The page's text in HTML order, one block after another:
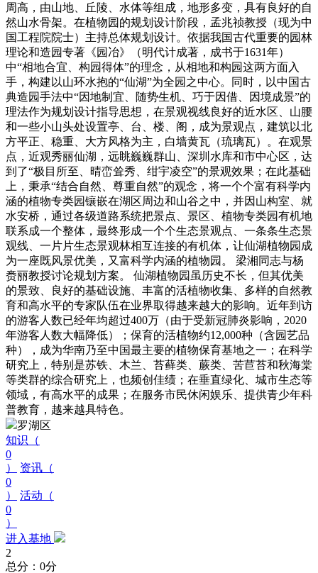
周高，由山地、丘陵、水体等组成，地形多变，具有良好的自
然山水骨架。在植物园的规划设计阶段，孟兆祯教授（现为中
国工程院院士）主持总体规划设计。依据我国古代重要的园林
理论和造园专著《园冶》（明代计成著，成书于1631年）
中“相地合宜、构园得体”的理念，从相地和构园这两方面入
手，构建以山环水抱的“仙湖”为全园之中心。同时，以中国古
典造园手法中“因地制宜、随势生机、巧于因借、因境成景”的
理法作为规划设计指导思想，在景观视线良好的近水区、山腰
和一些小山头处设置亭、台、楼、阁，成为景观点，建筑以北
方平正、稳重、大方风格为主，白墙黄瓦（琉璃瓦）。在观景
点，近观秀丽仙湖，远眺巍巍群山、深圳水库和市中心区，达
到了“极目所至、晴峦耸秀、绀宇凌空”的景观效果；在此基础
上，秉承“结合自然、尊重自然”的观念，将一个个富有科学内
涵的植物专类园镶嵌在湖区周边和山谷之中，并因山构室、就
水安桥，通过各级道路系统把景点、景区、植物专类园有机地
联系成一个整体，最终形成一个个生态景观点、一条条生态景
观线、一片片生态景观林相互连接的有机体，让仙湖植物园成
为一座既风景优美，又富科学内涵的植物园。 梁湘同志与杨
赉丽教授讨论规划方案。 仙湖植物园虽历史不长，但其优美
的景致、良好的基础设施、丰富的活植物收集、多样的自然教
育和高水平的专家队伍在业界取得越来越大的影响。近年到访
的游客人数已经年均超过400万（由于受新冠肺炎影响，2020
年游客人数大幅降低）；保育的活植物约12,000种（含园艺品
种），成为华南乃至中国最主要的植物保育基地之一；在科学
研究上，特别是苏铁、木兰、苔藓类、蕨类、苦苣苔和秋海棠
等类群的综合研究上，也频创佳绩；在垂直绿化、城市生态等
领域，有高水平的成果；在服务市民休闲娱乐、提供青少年科
普教育，越来越具特色。
罗湖区
知识（
0
）
资讯（
0
）
活动（
0
）
进入基地
2
总分：0分